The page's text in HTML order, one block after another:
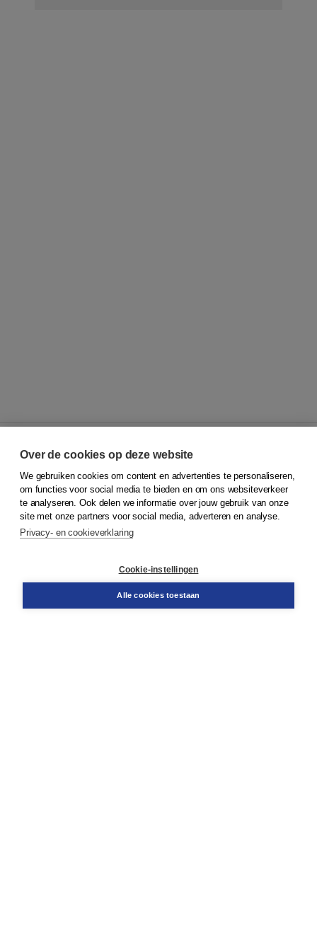
© 2026Koninklijke Boom uitgevers
Klantenservice
Service & informatie
Contact
Over de cookies op deze website
We gebruiken cookies om content en advertenties te personaliseren,
om functies voor social media te bieden en om ons websiteverkeer
te analyseren. Ook delen we informatie over jouw gebruik van onze
site met onze partners voor social media, adverteren en analyse.
Privacy- en cookieverklaring
Cookie-instellingen
Alle cookies toestaan